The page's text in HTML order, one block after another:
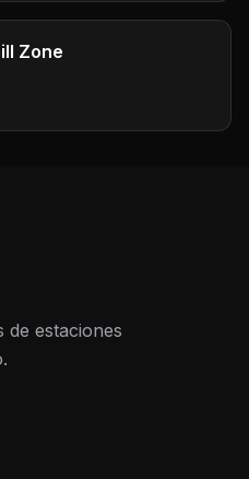
Zone
de estaciones